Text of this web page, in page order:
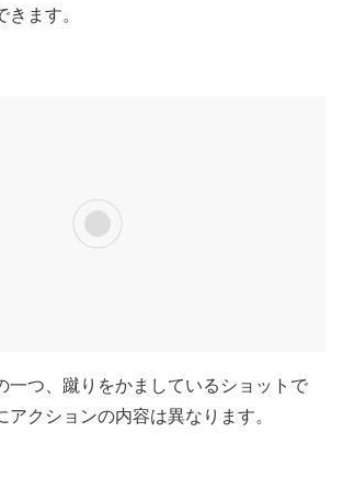
ます。
一つ、蹴りをかましているショットで
クションの内容は異なります。